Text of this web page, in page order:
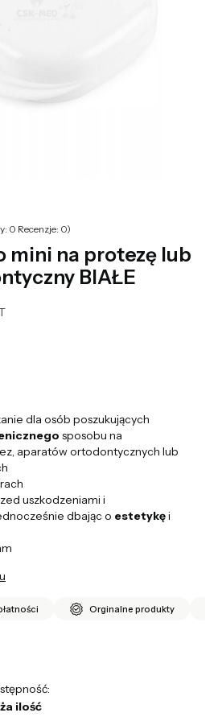
0 Recenzje: 0)
mini na protezę lub
BIAŁE
dla osób poszukujących
sposobu na
aparatów ortodontycznych lub
uszkodzeniami i
dbając o estetykęi
Orginalne produkty
ilość